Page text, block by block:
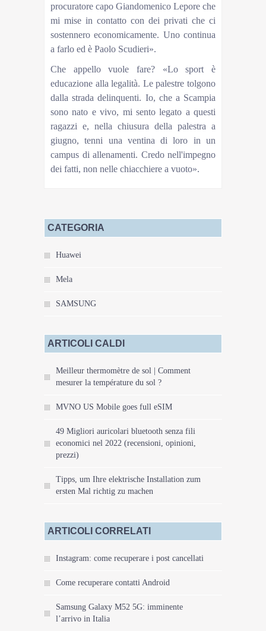
procuratore capo Giandomenico Lepore che
mi mise in contatto con dei privati che ci
sostennero economicamente. Uno continua
a farlo ed è Paolo Scudieri».
Che appello vuole fare? «Lo sport è
educazione alla legalità. Le palestre tolgono
dalla strada delinquenti. Io, che a Scampia
sono nato e vivo, mi sento legato a questi
ragazzi e, nella chiusura della palestra a
giugno, tenni una ventina di loro in un
campus di allenamenti. Credo nell'impegno
dei fatti, non nelle chiacchiere a vuoto».
CATEGORIA
Huawei
Mela
SAMSUNG
ARTICOLI CALDI
Meilleur thermomètre de sol | Comment
mesurer la température du sol ?
MVNO US Mobile goes full eSIM
49 Migliori auricolari bluetooth senza fili
economici nel 2022 (recensioni, opinioni,
prezzi)
Tipps, um Ihre elektrische Installation zum
ersten Mal richtig zu machen
ARTICOLI CORRELATI
Instagram: come recuperare i post cancellati
Come recuperare contatti Android
Samsung Galaxy M52 5G: imminente
l’arrivo in Italia